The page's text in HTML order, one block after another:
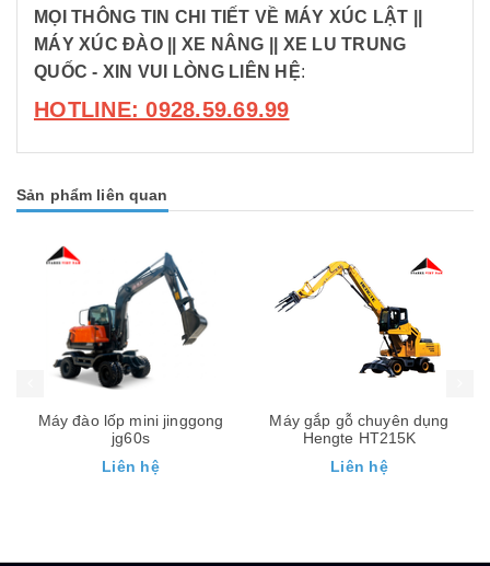
MỌI THÔNG TIN CHI TIẾT VỀ MÁY XÚC LẬT ||
MÁY XÚC ĐÀO || XE NÂNG || XE LU TRUNG
QUỐC - XIN VUI LÒNG LIÊN HỆ:
HOTLINE: 0928.59.69.99
Sản phẩm liên quan
Máy đào lốp mini jinggong
jg60s
Liên hệ
Máy gắp gỗ chuyên dụng
Hengte HT215K
Liên hệ